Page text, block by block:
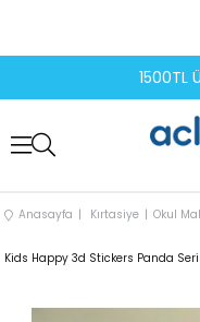
1500TL
Anasayfa Kırtasiye Okul
Kids Happy 3d Stickers Panda